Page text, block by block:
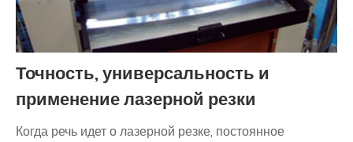
Точность, универсальность и
применение лазерной резки
Когда речь идет о лазерной резке, постоянное